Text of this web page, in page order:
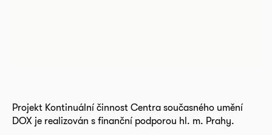
Projekt Kontinuální činnost Centra současného umění
DOX je realizován s finanční podporou hl. m. Prahy.